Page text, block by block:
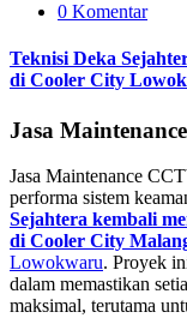
0 Komentar
Teknisi Deka
di Cooler City
Jasa
Jasa Maintenance
performa sistem
Sejahtera kembali
di Cooler City
Lowokwaru. Proyek
dalam memastikan
maksimal, terutama